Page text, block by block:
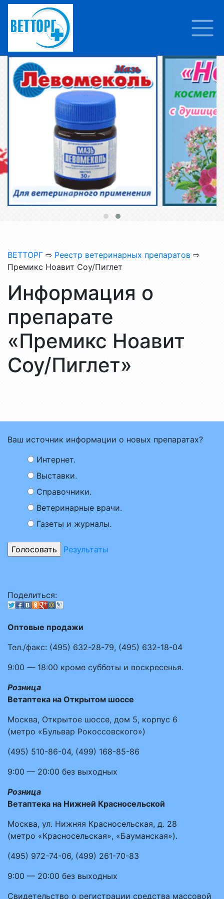
ВЕТТОРГ ⇨ Реестр ветеринарных препаратов ⇨
Премикс Ноавит Соу/Пиглет
Информация о
препарате
«Премикс Ноавит
Соу/Пиглет»
Ваш источник информации о новых препаратах?
Интернет.
Выставки.
Справочники.
Ветеринарные врачи.
Газеты и журналы.
Результаты
Поделиться:
Оптовые продажи
Тел./факс: (495) 632-28-79, (495) 632-18-04
9:00 — 18:00 кроме субботы и воскресенья.
Розница
Ветаптека на Открытом шоссе
Москва, Открытое шоссе, дом 5, корпус 6
(метро «Бульвар Рокоссовского»)
(495) 510-86-04, (499) 168-85-86
9:00 — 20:00 без выходных
Розница
Ветаптека на Нижней Красносельской
Москва, ул. Нижняя Красносельская, д. 28
(метро «Красносельская», «Бауманская»).
(495) 972-74-06, (499) 261-70-83
9:00 — 20:00 без выходных
Свидетельство о регистрации средства массовой